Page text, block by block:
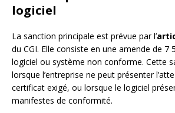
logiciel
La sanction principale est prévue par l’
du CGI. Elle consiste en une amende de 7
logiciel ou système non conforme. Cette
lorsque l’entreprise ne peut présenter
certificat exigé, ou lorsque le logiciel
manifestes de conformité.